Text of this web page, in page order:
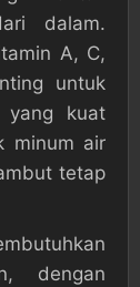
dalam.
A, C,
untuk
yang kuat
minum air
tetap
dengan